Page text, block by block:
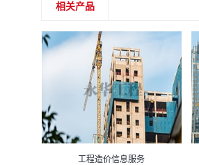
相关产品
工程造价信息服务